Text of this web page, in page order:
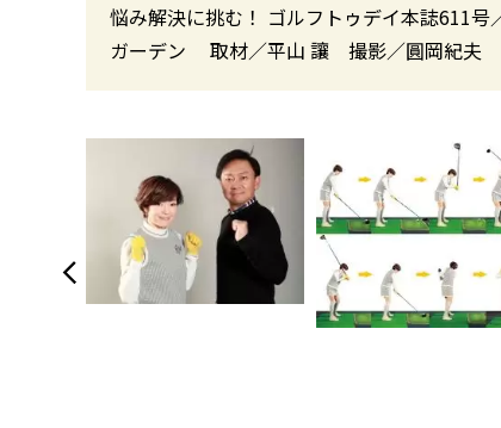
悩み解決に挑む！ ゴルフトゥデイ本誌611号
ガーデン 取材／平山 讓 撮影／圓岡紀夫